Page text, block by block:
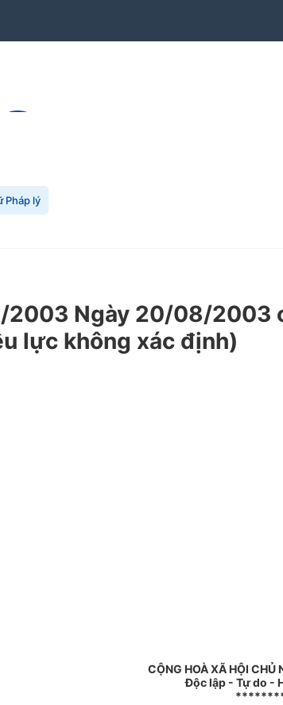
Pháp lý
Ngày 20/08/2003
lực không xác định)
CỘNG HOÀ XÃ HỘI CHỦ
Độc lập - Tự do -